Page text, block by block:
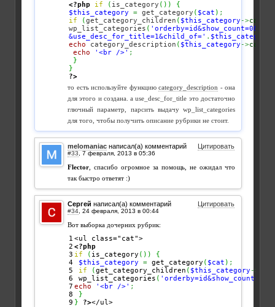
<?php if ( is_category ( ) )
{
$this_category
= get_category ( $cat ) ;
if
(get_category_children ( $this_category ->cat_ID
wp_list_categories (
&use_desc_for_title=1&child_of=' . $this_category
echo category_description ( $this_category ->cat_ID
echo
'<br />' ;
}
}
?>
то есть используйте функцию category_description - она
для этого и создана. а use_desc_for_title это достаточно
глючный параметр, парсить выдачу wp_list_categories
для того, чтобы получить описание рубрики не стоит.
melomaniac написал(а) комментарий Цитировать
#33
Flector , спасибо огромное за помощь, не ожидал что
так быстро ответят :)
Сергей написал(а) комментарий Цитировать
#34
Вот выборка дочерних рубрик:
1
2
3
4
5
6
7
8
<?php
if
( is_category ( ) )
{
$this_category
= get_category ( $cat ) ;
if
(get_category_children ( $this_category ->
wp_list_categories (
echo
'<br />' ;
}
}
?></ul>